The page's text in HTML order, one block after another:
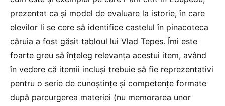
prezentat ca și model de evaluare la istorie, în care
elevilor li se cere să identifice castelul în pinacoteca
căruia a fost găsit tabloul lui Vlad Tepes. Îmi este
foarte greu să înțeleg relevanța acestui item, având
în vedere că itemii incluși trebuie să fie reprezentativi
pentru o serie de cunoștințe și competențe formate
după parcurgerea materiei (nu memorarea unor